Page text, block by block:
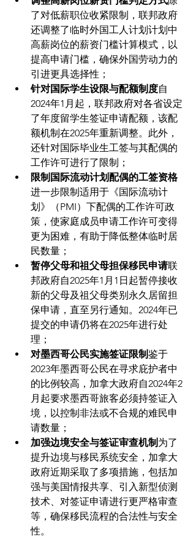
了对低薪职位收紧限制，联邦政府
还调整了临时外国工人计划计划中
高薪岗位的薪资门槛计算模式，以
提高申请门槛，确保外国劳动力的
引进更具选择性；
针对国际学生设限与配额制度自
2024年1月起，联邦政府对各省设定
了年度留学生签证申请配额，该配
额机制在2025年重新调整。此外，
还针对国际毕业生工签与其配偶的
工作许可进行了限制；
限制国际流动计划配偶的工签资格
进一步限制适用于《国际流动计
划》（PMI）下配偶的工作许可政
策，使家庭成员申请工作许可变得
更为困难，有助于降低整体临时居
民数量；
暂停父母和祖父母担保移民申请联
邦政府自2025年1月1日起暂停接收
新的父母及祖父母类别永久居留担
保申请，直至另行通知。2024年已
提交的申请仍将在2025年进行处
理；
对墨西哥公民实施签证限制鉴于
2023年墨西哥公民在寻求庇护者中
的比例较高，加拿大政府自2024年2
月起要求墨西哥旅客必须持签证入
境，以控制非法或不合规的难民申
请数量；
加强边境安全与签证审查机制 为了
提升边境与移民系统安全，加拿大
政府近期采取了多项措施，包括加
强与美国情报共享、引入新型侦测
技术、对签证申请进行更严格审查
等，确保移民流程的合法性与安全
性。